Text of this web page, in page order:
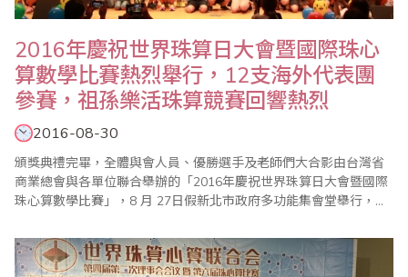
2016年慶祝世界珠算日大會暨國際珠心
算數學比賽熱烈舉行，12支海外代表團
參賽，祖孫樂活珠算競賽回響熱烈
2016-08-30
頒獎典禮完畢，全體與會人員、優勝選手及老師們大合影由台灣省
商業總會與各單位聯合舉辦的「2016年慶祝世界珠算日大會暨國際
珠心算數學比賽」，8 月 27日假新北市政府多功能集會堂舉行，今
印尼、新加坡、香港等海外代表團以及大陸的兩岸組共達12支，其
中日本2團隊是首次參加者，受到國內珠算界熱烈歡迎。此外，因逢